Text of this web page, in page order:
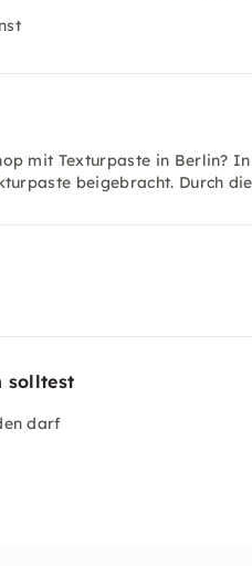
mit Texturpaste in Berlin?
beigebracht. Durch
solltest
darf